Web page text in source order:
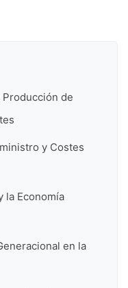
de
y Costes
la Economía
en la